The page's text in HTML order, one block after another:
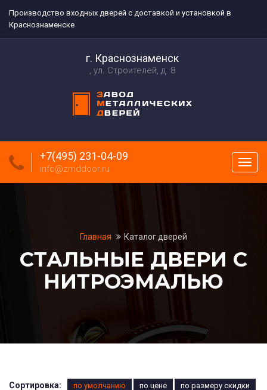
Производство входных дверей с доставкой и установкой в
Краснознаменске
г. Краснознаменск
ул. Строителей, д. 8
меню
+7(495) 231-04-09
info@zmddoor.ru
Главная Каталог дверей
СТАЛЬНЫЕ ДВЕРИ С
НИТРОЭМАЛЬЮ
Сортировка: по умолчанию по цене по размеру скидки